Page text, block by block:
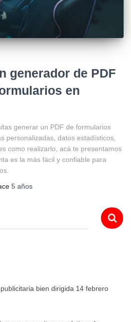
generador de PDF
en
generar un PDF de formularios
personalizadas, datos estadísticos,
como realizarlo, acá te presentamos
es la más fácil y confiable para
5 años
bien dirigida 14 febrero